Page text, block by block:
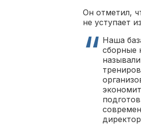
Он отметил,
не уступает
Наша
сборные